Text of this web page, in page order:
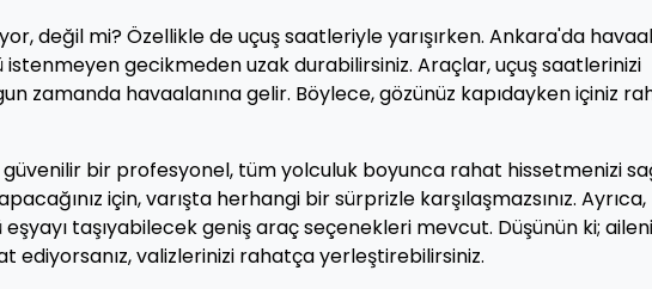
değil mi? Özellikle de uçuş saatleriyle yarışırken. Ankara'da
gecikmeden uzak durabilirsiniz. Araçlar, uçuş saatlerinizi
zamanda havaalanına gelir. Böylece, gözünüz kapıdayken içiniz
güvenilir bir profesyonel, tüm yolculuk boyunca rahat hissetmenizi
için, varışta herhangi bir sürprizle karşılaşmazsınız. Ayrıca,
taşıyabilecek geniş araç seçenekleri mevcut. Düşünün ki;
ediyorsanız, valizlerinizi rahatça yerleştirebilirsiniz.